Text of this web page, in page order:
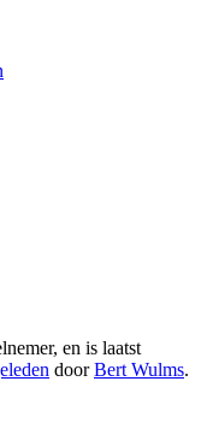
en is laatst
doorBert Wulms.